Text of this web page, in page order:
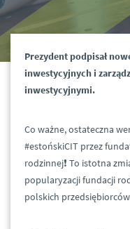
Prezydent podpisał
inwestycyjnych i
inwestycyjnymi.
Co ważne, ostateczna
#estońskiCIT przez
rodzinnej❗ To istotna
popularyzacji fundacji
polskich